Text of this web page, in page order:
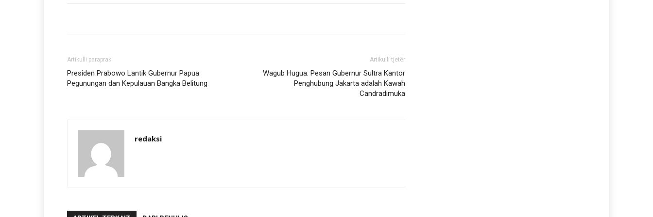
Artikulli paraprak
Presiden Prabowo Lantik Gubernur Papua
Pegunungan dan Kepulauan Bangka Belitung
Artikulli tjetër
Wagub Hugua: Pesan Gubernur Sultra Kantor
Penghubung Jakarta adalah Kawah
Candradimuka
redaksi